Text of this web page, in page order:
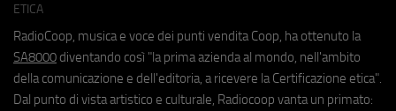
ETICA
RadioCoop, musica e voce dei punti vendita Coop, ha ottenuto la
SA8000 diventando così "la prima azienda al mondo, nell'ambito
della comunicazione e dell'editoria, a ricevere la Certificazione etica".
Dal punto di vista artistico e culturale, Radiocoop vanta un primato: